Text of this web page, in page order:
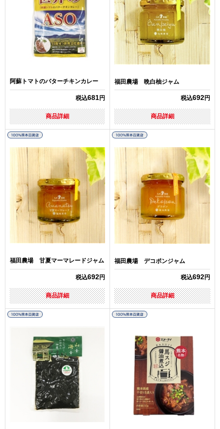
阿蘇トマトのバターチキンカレー
税込681円
商品詳細
福田農場 晩白柚ジャム
税込692円
商品詳細
福田農場 甘夏マーマレードジャム
税込692円
商品詳細
福田農場 デコポンジャム
税込692円
商品詳細